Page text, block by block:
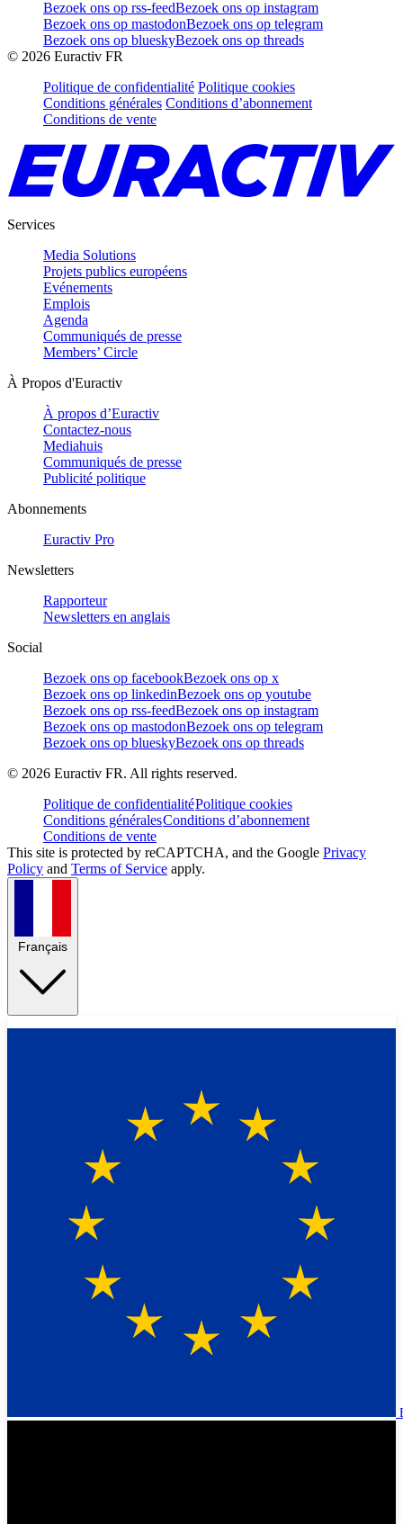
Bezoek ons op rss-feedBezoek ons op instagram
Bezoek ons op mastodonBezoek ons op telegram
Bezoek ons op blueskyBezoek ons op threads
© 2026 Euractiv FR
Politique de confidentialité Politique cookies
Conditions générales Conditions d’abonnement
Conditions de vente
Services
Media Solutions
Projets publics européens
Evénements
Emplois
Agenda
Communiqués de presse
Members’ Circle
À Propos d'Euractiv
À propos d’Euractiv
Contactez-nous
Mediahuis
Communiqués de presse
Publicité politique
Abonnements
Euractiv Pro
Newsletters
Rapporteur
Newsletters en anglais
Social
Bezoek ons op facebookBezoek ons op x
Bezoek ons op linkedinBezoek ons op youtube
Bezoek ons op rss-feedBezoek ons op instagram
Bezoek ons op mastodonBezoek ons op telegram
Bezoek ons op blueskyBezoek ons op threads
© 2026 Euractiv FR. All rights reserved.
Politique de confidentialitéPolitique cookies
Conditions généralesConditions d’abonnement
Conditions de vente
This site is protected by reCAPTCHA, and the Google Privacy
Policy and Terms of Service apply.
Français